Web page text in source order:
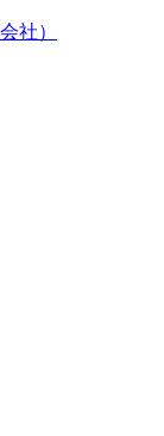
社）